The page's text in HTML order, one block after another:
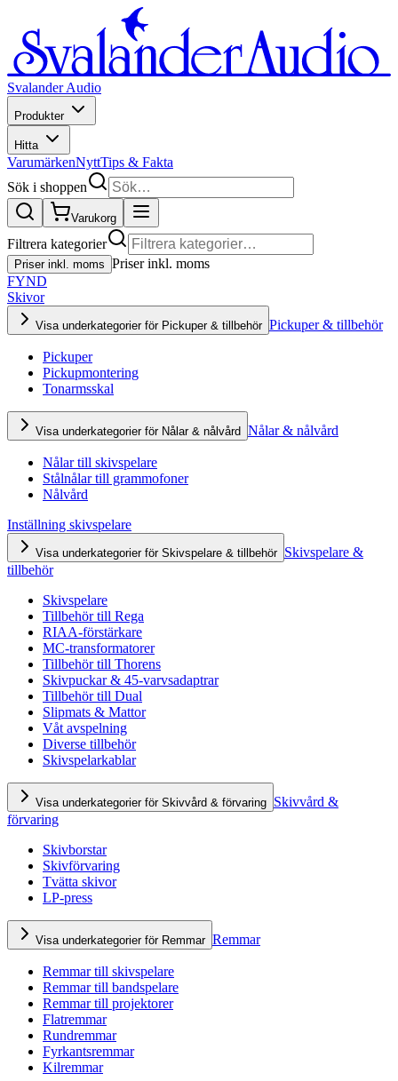
Svalander Audio
Produkter
Hitta
VarumärkenNyttTips & Fakta
Sök i shoppen
Varukorg
Filtrera kategorier
Priser inkl. moms Priser inkl. moms
FYND
Skivor
Visa underkategorier för Pickuper & tillbehör Pickuper & tillbehör
Pickuper
Pickupmontering
Tonarmsskal
Visa underkategorier för Nålar & nålvård Nålar & nålvård
Nålar till skivspelare
Stålnålar till grammofoner
Nålvård
Inställning skivspelare
Visa underkategorier för Skivspelare & tillbehör Skivspelare &
tillbehör
Skivspelare
Tillbehör till Rega
RIAA-förstärkare
MC-transformatorer
Tillbehör till Thorens
Skivpuckar & 45-varvsadaptrar
Tillbehör till Dual
Slipmats & Mattor
Våt avspelning
Diverse tillbehör
Skivspelarkablar
Visa underkategorier för Skivvård & förvaring Skivvård &
förvaring
Skivborstar
Skivförvaring
Tvätta skivor
LP-press
Visa underkategorier för Remmar Remmar
Remmar till skivspelare
Remmar till bandspelare
Remmar till projektorer
Flatremmar
Rundremmar
Fyrkantsremmar
Kilremmar